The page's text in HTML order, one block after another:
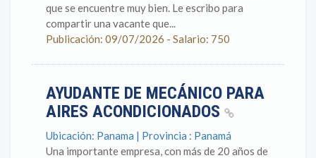
que se encuentre muy bien. Le escribo para
compartir una vacante que...
Publicación: 09/07/2026 - Salario: 750
AYUDANTE DE MECÁNICO PARA
AIRES ACONDICIONADOS
Ubicación: Panama | Provincia : Panamá
Una importante empresa, con más de 20 años de